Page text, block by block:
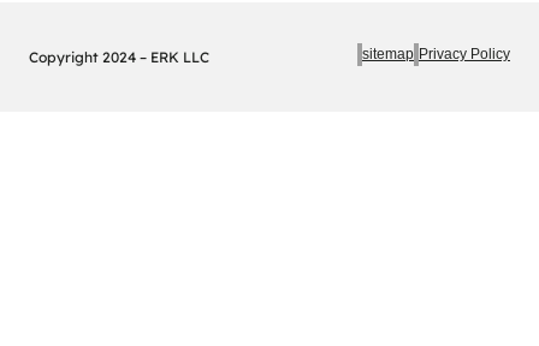
Copyright 2024 – ERK LLC sitemap Privacy Policy